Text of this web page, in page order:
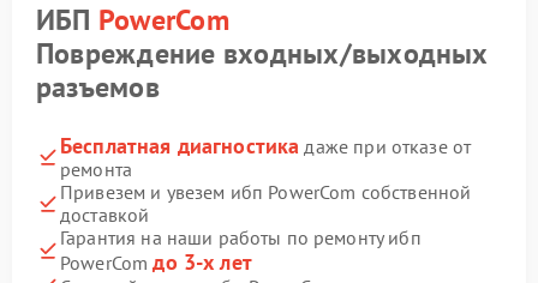
ИБП PowerCom
Повреждение входных/выходных
разъемов
Бесплатная диагностика даже при отказе от
ремонта
Привезем и увезем ибп PowerCom собственной
доставкой
Гарантия на наши работы по ремонту ибп
PowerComдо 3-х лет